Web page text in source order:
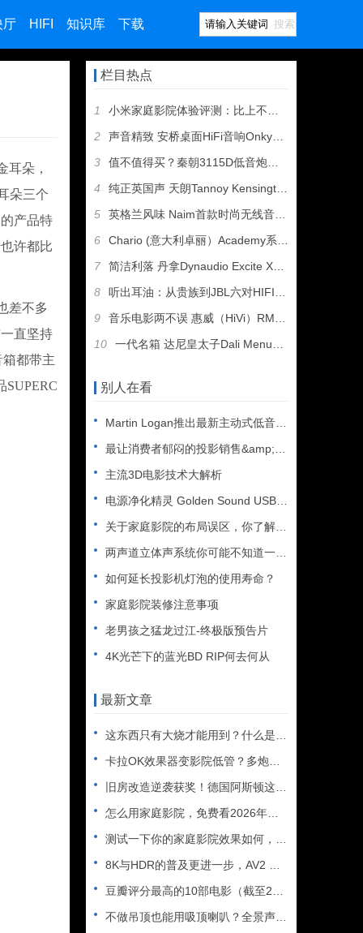
厅 HIFI 知识库 下载 搜索
朵，
朵三个
产品特
许都比
差不多
直坚持
都带主
SUPERC
栏目热点
1
小米家庭影院体验评测：比上不足 比下有余
2
声音精致 安桥桌面HiFi音响Onkyo CS-N755评测
3
值不值得买？秦朝3115D低音炮开箱试玩
4
纯正英国声 天朗Tannoy Kensington GR落地
5
英格兰风味 Naim首款时尚无线音箱Muso开箱
6
Chario (意大利卓丽）Academy系列Sovran落
7
简洁利落 丹拿Dynaudio Excite X14书架音箱
8
听出耳油：从贵族到JBL六对HIFI音箱试听
9
音乐电影两不误 惠威（HiVi）RM600+HT音箱测评
10
一代名箱 达尼皇太子Dali Menuet 6代开箱
别人在看
Martin Logan推出最新主动式低音炮Dynamo 1
最让消费者郁闷的投影销售&amp;quot;潜规则&
主流3D电影技术大解析
电源净化精灵 Golden Sound USB金盒子ADP-
关于家庭影院的布局误区，你了解多少？
两声道立体声系统你可能不知道一些秘密
如何延长投影机灯泡的使用寿命？
家庭影院装修注意事项
老男孩之猛龙过江-终极版预告片
4K光芒下的蓝光BD RIP何去何从
最新文章
这东西只有大烧才能用到？什么是XLR接口？平衡音频信号线、低
卡拉OK效果器变影院低管？多炮玩家省钱了，内附调音软件免费下
旧房改造逆袭获奖！德国阿斯顿这套7.2.4全景声私人影院太惊
怎么用家庭影院，免费看2026年世界杯直播？
测试一下你的家庭影院效果如何，bobo精选测试片1~3合集
8K与HDR的普及更进一步，AV2 视频编解码器发布
豆瓣评分最高的10部电影（截至2025年）
不做吊顶也能用吸顶喇叭？全景声天空声道安装教程